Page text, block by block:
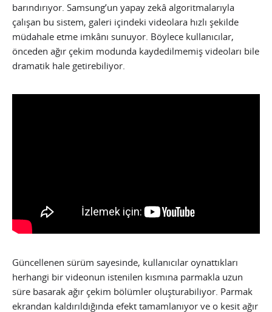
barındırıyor. Samsung’un yapay zekâ algoritmalarıyla
çalışan bu sistem, galeri içindeki videolara hızlı şekilde
müdahale etme imkânı sunuyor. Böylece kullanıcılar,
önceden ağır çekim modunda kaydedilmemiş videoları bile
dramatik hale getirebiliyor.
Güncellenen sürüm sayesinde, kullanıcılar oynattıkları
herhangi bir videonun istenilen kısmına parmakla uzun
süre basarak ağır çekim bölümler oluşturabiliyor. Parmak
ekrandan kaldırıldığında efekt tamamlanıyor ve o kesit ağır